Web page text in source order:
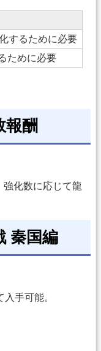
するために必要
ために必要
報酬
強化数に応じて龍
秦国編
入手可能。